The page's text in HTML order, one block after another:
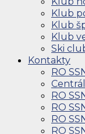
Klub
Klub
Klub
Ski
Kontakty
RO
RO
RO
RO
RO